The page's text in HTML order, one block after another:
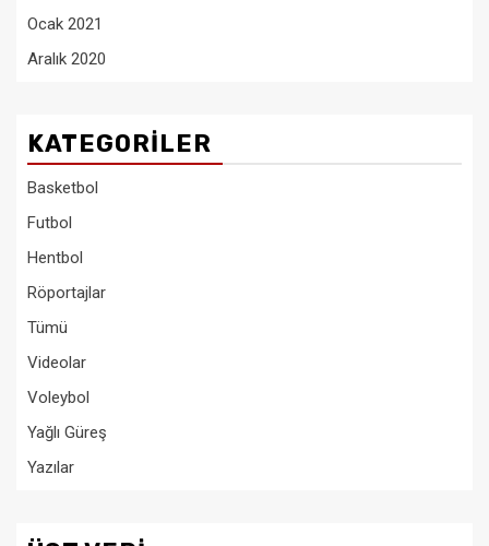
Ocak 2021
Aralık 2020
KATEGORILER
Basketbol
Futbol
Hentbol
Röportajlar
Tümü
Videolar
Voleybol
Yağlı Güreş
Yazılar